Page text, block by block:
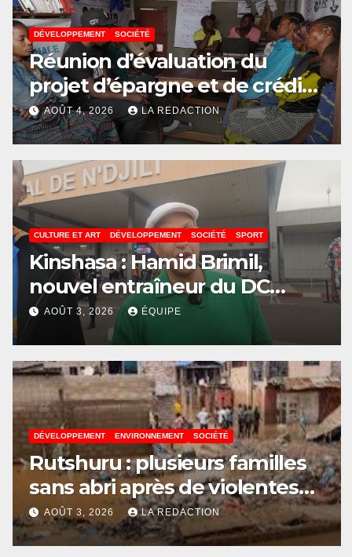
DÉVELOPPEMENT SOCIÉTÉ
Réunion d’évaluation du
projet d’épargne et de crédit
de JIRANI MSAADA Asbl : des
résultats encourageants et
une expansion annoncée
AOÛT 4, 2026 LA REDACTION
CULTURE ET ART DÉVELOPPEMENT SOCIÉTÉ SPORT
Kinshasa : Hamid Brimil,
nouvel entraîneur du DC
Virunga sur place, cap sur les
préparatifs de la Coupe de la
Confédération de la CAF
AOÛT 3, 2026 ÉQUIPE
DÉVELOPPEMENT ENVIRONNEMENT SOCIÉTÉ
Rutshuru : plusieurs familles
sans abri après de violentes
intempéries à Vitshumbi
AOÛT 3, 2026 LA REDACTION